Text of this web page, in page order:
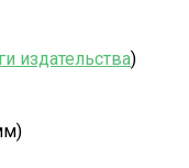
издательства)